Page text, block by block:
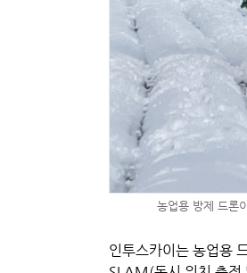
농업용 방제 드론
인투스카이는 농업용